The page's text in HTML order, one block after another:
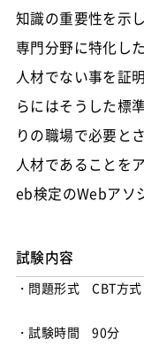
知識の重要性を示
専門分野に特化し
人材でない事を証
らにはそうした標
りの職場で必要と
人材であることを
eb検定のWebアソ
試験内容
・問題形式 CBT方式
・試験時間 90分